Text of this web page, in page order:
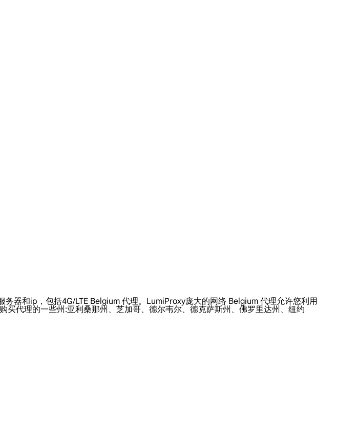
器和ip，包括4G/LTE Belgium 代理。LumiProxy庞大的网络 Belgium 代理允许您利用
代理的一些州:亚利桑那州、芝加哥、德尔韦尔、德克萨斯州、佛罗里达州、纽约